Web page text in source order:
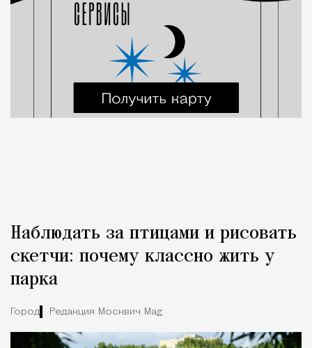
Наблюдать за птицами и рисовать
скетчи: почему классно жить у
парка
Город Редакция Москвич Mag